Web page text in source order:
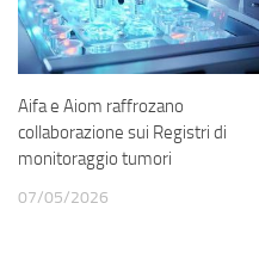
Aifa e Aiom raffrozano
collaborazione sui Registri di
monitoraggio tumori
07/05/2026